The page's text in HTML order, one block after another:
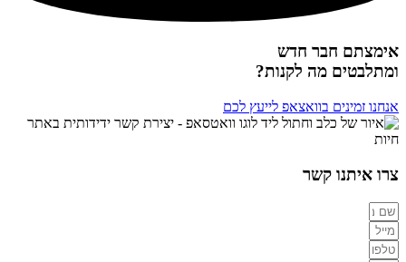
אימצתם חבר חדש
ומתלבטים מה לקנות?
אנחנו זמינים בוואצאפ לייעץ לכם
צרו איתנו קשר